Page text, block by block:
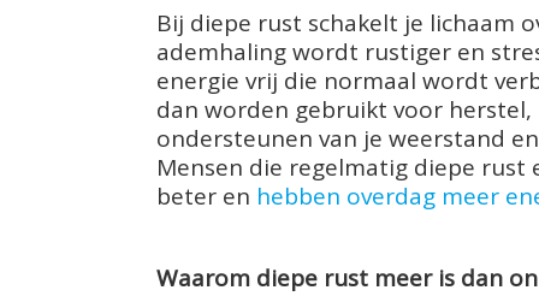
Bij diepe rust schakelt je lichaam
ademhaling wordt rustiger en
energie vrij die normaal wordt
dan worden gebruikt voor
ondersteunen van je weerstand
Mensen die regelmatig diepe rust
beter en hebben overdag meer
Waarom diepe rust meer is dan